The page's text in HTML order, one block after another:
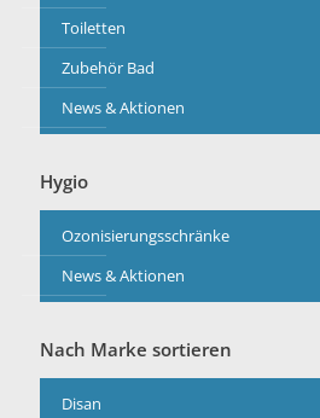
Toiletten
Zubehör Bad
News & Aktionen
Hygio
Ozonisierungsschränke
News & Aktionen
Nach Marke sortieren
Disan